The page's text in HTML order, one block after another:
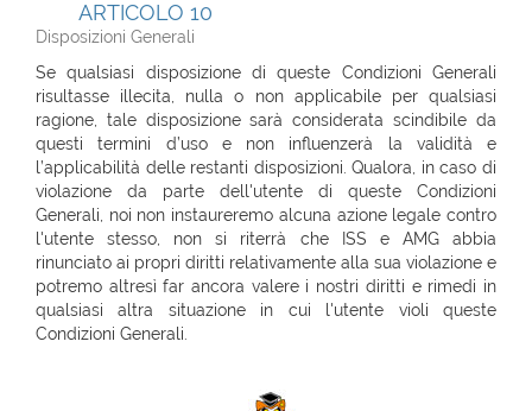
ARTICOLO 10
Disposizioni Generali
Se qualsiasi disposizione di queste Condizioni Generali
risultasse illecita, nulla o non applicabile per qualsiasi
ragione, tale disposizione sarà considerata scindibile da
questi termini d’uso e non influenzerà la validità e
l’applicabilità delle restanti disposizioni. Qualora, in caso di
violazione da parte dell'utente di queste Condizioni
Generali, noi non instaureremo alcuna azione legale contro
l'utente stesso, non si riterrà che ISS e AMG abbia
rinunciato ai propri diritti relativamente alla sua violazione e
potremo altresì far ancora valere i nostri diritti e rimedi in
qualsiasi altra situazione in cui l'utente violi queste
Condizioni Generali.